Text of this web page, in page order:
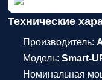
Технические
Производитель:
Модель: Smart-
Номинальная